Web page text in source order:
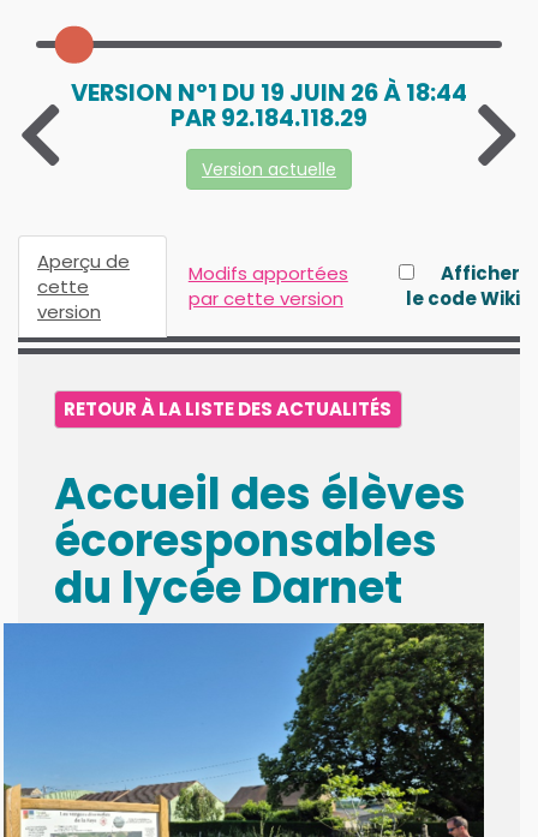
VERSION N°1 DU 19 JUIN 26 À 18:44
PAR 92.184.118.29
Version actuelle
Aperçu de
cette
version
Modifs apportées
par cette version
Afficher
le code Wiki
RETOUR À LA LISTE DES ACTUALITÉS
Accueil des élèves
écoresponsables
du lycée Darnet